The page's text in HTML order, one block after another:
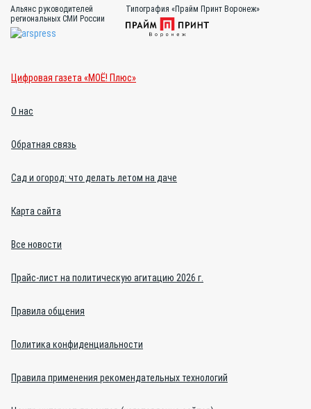
Альянс руководителей
региональных СМИ России
Типография «Прайм Принт Воронеж»
Цифровая газета «МОЁ! Плюс»
О нас
Обратная связь
Сад и огород: что делать летом на даче
Карта сайта
Все новости
Прайс-лист на политическую агитацию 2026 г.
Правила общения
Политика конфиденциальности
Правила применения рекомендательных технологий